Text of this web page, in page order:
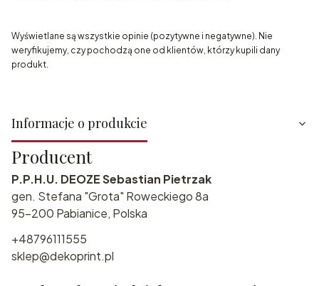
Wyświetlane są wszystkie opinie (pozytywne i negatywne). Nie
weryfikujemy, czy pochodzą one od klientów, którzy kupili dany
produkt.
Informacje o produkcie
Producent
P.P.H.U. DEOZE Sebastian Pietrzak
gen. Stefana "Grota" Roweckiego 8a
95-200 Pabianice, Polska
+48796111555
sklep@dekoprint.pl